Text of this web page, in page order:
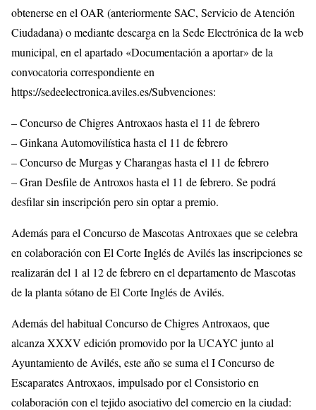
obtenerse en el OAR (anteriormente SAC, Servicio de Atención
Ciudadana) o mediante descarga en la Sede Electrónica de la web
municipal, en el apartado «Documentación a aportar» de la
convocatoria correspondiente en
https://sedeelectronica.aviles.es/Subvenciones:
– Concurso de Chigres Antroxaos hasta el 11 de febrero
– Ginkana Automovilística hasta el 11 de febrero
– Concurso de Murgas y Charangas hasta el 11 de febrero
– Gran Desfile de Antroxos hasta el 11 de febrero. Se podrá
desfilar sin inscripción pero sin optar a premio.
Además para el Concurso de Mascotas Antroxaes que se celebra
en colaboración con El Corte Inglés de Avilés las inscripciones se
realizarán del 1 al 12 de febrero en el departamento de Mascotas
de la planta sótano de El Corte Inglés de Avilés.
Además del habitual Concurso de Chigres Antroxaos, que
alcanza XXXV edición promovido por la UCAYC junto al
Ayuntamiento de Avilés, este año se suma el I Concurso de
Escaparates Antroxaos, impulsado por el Consistorio en
colaboración con el tejido asociativo del comercio en la ciudad: